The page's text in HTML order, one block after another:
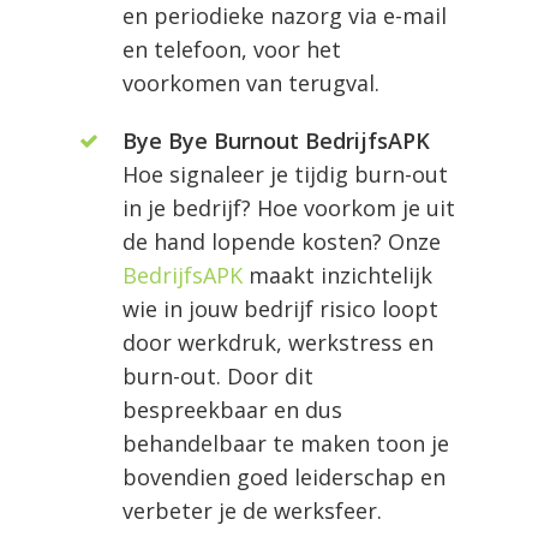
en periodieke nazorg via e-mail
en telefoon, voor het
voorkomen van terugval.
Bye Bye Burnout BedrijfsAPK
Hoe signaleer je tijdig burn-out
in je bedrijf? Hoe voorkom je uit
de hand lopende kosten? Onze
BedrijfsAPK maakt inzichtelijk
wie in jouw bedrijf risico loopt
door werkdruk, werkstress en
burn-out. Door dit
bespreekbaar en dus
behandelbaar te maken toon je
bovendien goed leiderschap en
verbeter je de werksfeer.